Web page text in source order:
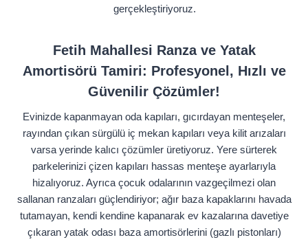
gerçekleştiriyoruz.
Fetih Mahallesi Ranza ve Yatak
Amortisörü Tamiri: Profesyonel, Hızlı ve
Güvenilir Çözümler!
Evinizde kapanmayan oda kapıları, gıcırdayan menteşeler,
rayından çıkan sürgülü iç mekan kapıları veya kilit arızaları
varsa yerinde kalıcı çözümler üretiyoruz. Yere sürterek
parkelerinizi çizen kapıları hassas menteşe ayarlarıyla
hizalıyoruz. Ayrıca çocuk odalarının vazgeçilmezi olan
sallanan ranzaları güçlendiriyor; ağır baza kapaklarını havada
tutamayan, kendi kendine kapanarak ev kazalarına davetiye
çıkaran yatak odası baza amortisörlerini (gazlı pistonları)